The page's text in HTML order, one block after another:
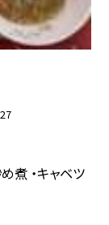
煮 ・キャベツ